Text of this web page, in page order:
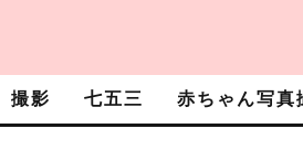
撮影 七五三 赤ちゃん写真